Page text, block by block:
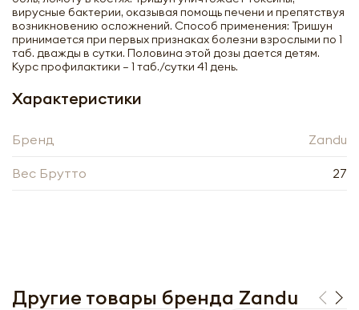
вирусные бактерии, оказывая помощь печени и препятствуя
возникновению осложнений. Способ применения: Тришун
принимается при первых признаках болезни взрослыми по 1
таб. дважды в сутки. Половина этой дозы дается детям.
Курс профилактики – 1 таб./сутки 41 день.
Характеристики
Бренд Zandu
Вес Брутто 27
Другие товары бренда Zandu